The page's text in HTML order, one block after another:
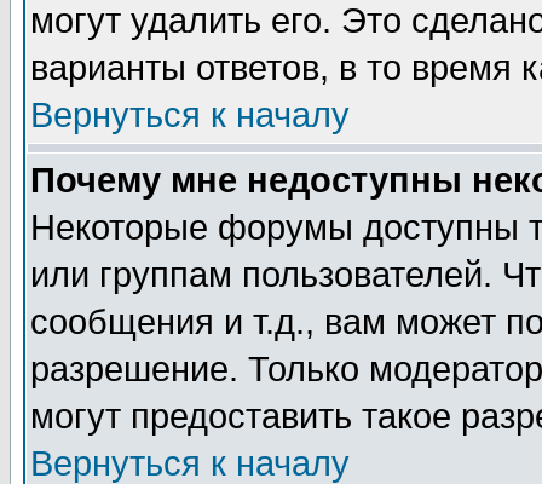
могут удалить его. Это
варианты ответов, в то время
Вернуться к началу
Почему мне недоступны
Некоторые форумы доступны
или группам пользователей.
сообщения и т.д., вам может
разрешение. Только
могут предоставить такое
Вернуться к началу